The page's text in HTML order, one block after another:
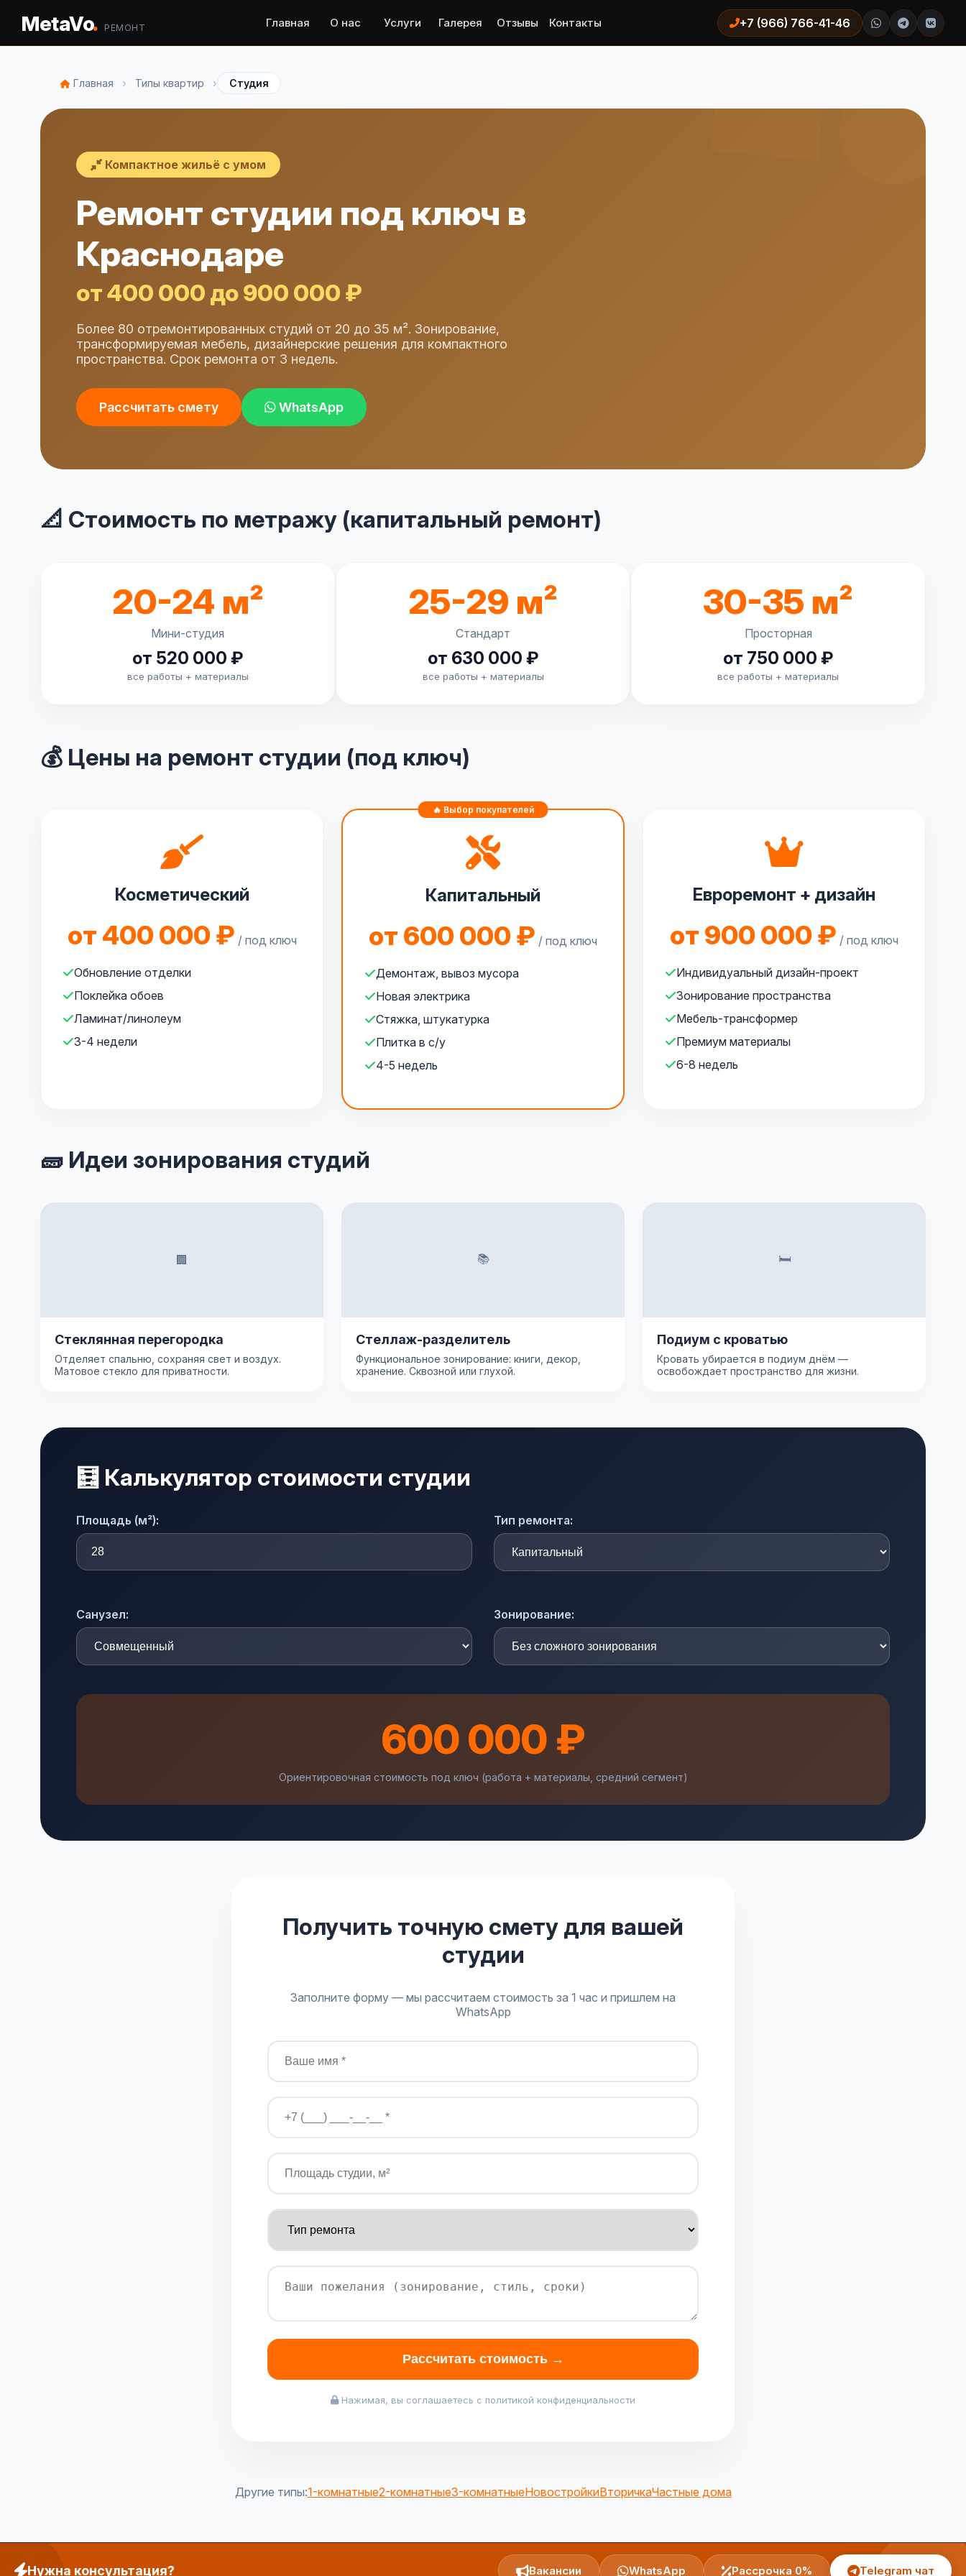
MetaVo. РЕМОНТ Главная О нас Услуги Галерея Отзывы Контакты +7 (966) 766-41-46
Главная › Типы квартир › Студия
Компактное жильё с умом
Ремонт студии под ключ в
Краснодаре
от 400 000 до 900 000 ₽
Более 80 отремонтированных студий от 20 до 35 м². Зонирование,
трансформируемая мебель, дизайнерские решения для компактного
пространства. Срок ремонта от 3 недель.
Рассчитать смету WhatsApp
📐 Стоимость по метражу (капитальный ремонт)
20-24 м²
Мини-студия
от 520 000 ₽
все работы + материалы
25-29 м²
Стандарт
от 630 000 ₽
все работы + материалы
30-35 м²
Просторная
от 750 000 ₽
все работы + материалы
💰 Цены на ремонт студии (под ключ)
Косметический
от 400 000 ₽ / под ключ
Обновление отделки
Поклейка обоев
Ламинат/линолеум
3-4 недели
Капитальный
от 600 000 ₽ / под ключ
Демонтаж, вывоз мусора
Новая электрика
Стяжка, штукатурка
Плитка в с/у
4-5 недель
Евроремонт + дизайн
от 900 000 ₽ / под ключ
Индивидуальный дизайн-проект
Зонирование пространства
Мебель-трансформер
Премиум материалы
6-8 недель
🧱 Идеи зонирования студий
🏢
Стеклянная перегородка
Отделяет спальню, сохраняя свет и воздух.
Матовое стекло для приватности.
📚
Стеллаж-разделитель
Функциональное зонирование: книги, декор,
хранение. Сквозной или глухой.
🛏️
Подиум с кроватью
Кровать убирается в подиум днём —
освобождает пространство для жизни.
🧮 Калькулятор стоимости студии
Площадь (м²): Тип ремонта:
Санузел: Зонирование:
600 000 ₽
Ориентировочная стоимость под ключ (работа + материалы, средний сегмент)
Получить точную смету для вашей
студии
Заполните форму — мы рассчитаем стоимость за 1 час и пришлем на
WhatsApp
Рассчитать стоимость →
Нажимая, вы соглашаетесь с политикой конфиденциальности
Другие типы:1-комнатные2-комнатные3-комнатныеНовостройкиВторичкаЧастные дома
Нужна консультация? Вакансии WhatsApp Рассрочка 0% Telegram чат